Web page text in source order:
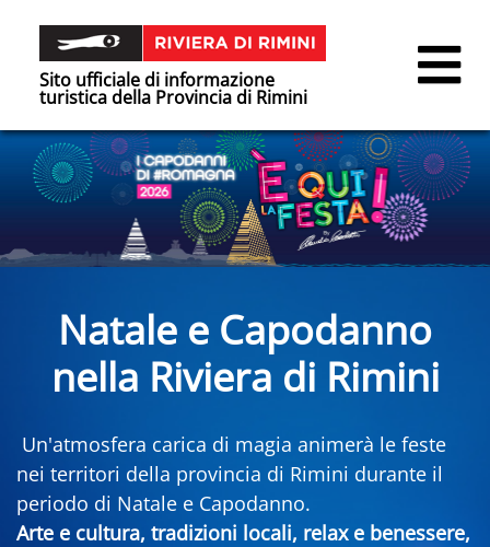
Sito ufficiale di informazione
turistica della Provincia di Rimini
Natale e Capodanno
nella Riviera di Rimini
Un'atmosfera carica di magia animerà le feste
nei territori della provincia di Rimini durante il
periodo di Natale e Capodanno.
Arte e cultura, tradizioni locali, relax e benessere,